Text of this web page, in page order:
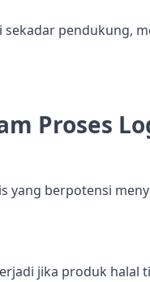
pendukung,
Proses
yang berpotensi
jika produk halal